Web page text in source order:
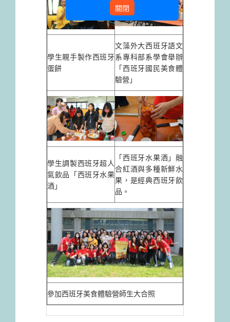
學生親手製作西班牙
蛋餅
文藻外大西班牙語文
系專科部系學會舉辦
「西班牙國民美食體
驗營」
學生調製西班牙超人
氣飲品「西班牙水果
酒」
「西班牙水果酒」融
合紅酒與多種新鮮水
果，是經典西班牙飲
品。
參加西班牙美食體驗營師生大合照
關閉